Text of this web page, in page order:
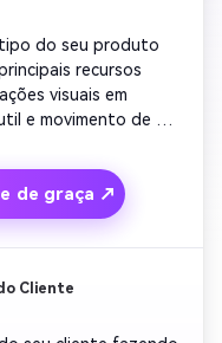
do seu produto
recursos
visuais em
e movimento de
as sequências até o
sua data de
site para obter
de graça ↗
Cliente